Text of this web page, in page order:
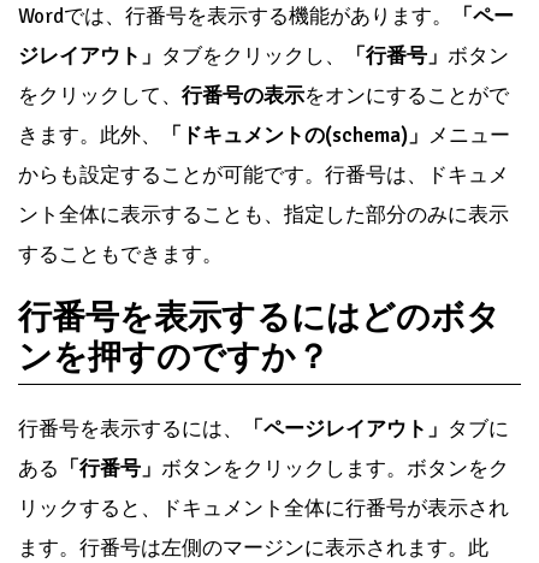
Wordでは、行番号を表示する機能があります。「ペー
ジレイアウト」タブをクリックし、「行番号」 ボタン
をクリックして、 行番号の表示をオンにすることがで
きます。此外、「ドキュメントの(schema)」
メニュー
からも設定することが可能です。行番号は、ドキュメ
ント全体に表示することも、指定した部分のみに表示
することもできます。
行番号を表示するにはどのボタ
ンを押すのですか？
行番号を表示するには、「ページレイアウト」 タブに
ある 「行番号」
ボタンをクリックします。ボタンをク
リックすると、ドキュメント全体に行番号が表示され